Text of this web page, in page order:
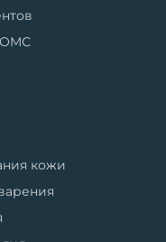
ОМС
кожи